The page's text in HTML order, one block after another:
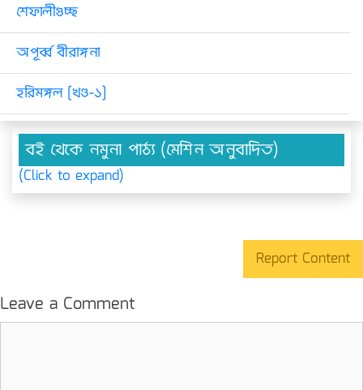
শেফালীগুচ্ছ
অপূর্ব্ব বীরাঙ্গনা
হরিমঙ্গল [খণ্ড-১]
বই থেকে নমুনা পাঠ্য (মেশিন অনুবাদিত)
(Click to expand)
Report Content
Leave a Comment